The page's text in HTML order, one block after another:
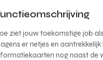
ziet jouw toekomstige job
er netjes en
nog naast de